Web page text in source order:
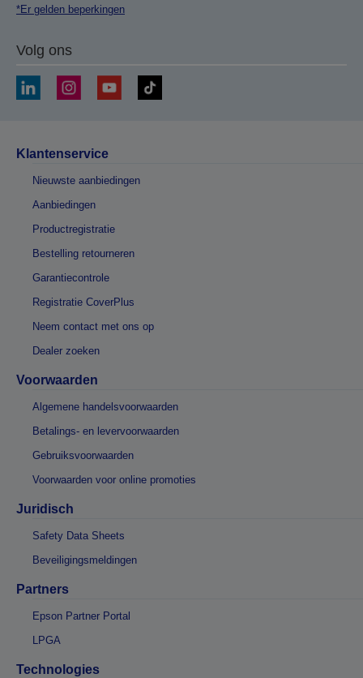
*Er gelden beperkingen
Volg ons
Klantenservice
Nieuwste aanbiedingen
Aanbiedingen
Productregistratie
Bestelling retourneren
Garantiecontrole
Registratie CoverPlus
Neem contact met ons op
Dealer zoeken
Voorwaarden
Algemene handelsvoorwaarden
Betalings- en levervoorwaarden
Gebruiksvoorwaarden
Voorwaarden voor online promoties
Juridisch
Safety Data Sheets
Beveiligingsmeldingen
Partners
Epson Partner Portal
LPGA
Technologies